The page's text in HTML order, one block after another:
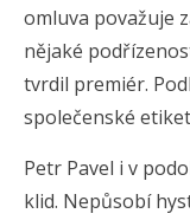
omluva považuje
nějaké
tvrdil premiér.
společenské
Petr Pavel i v
klid. Nepůsobí